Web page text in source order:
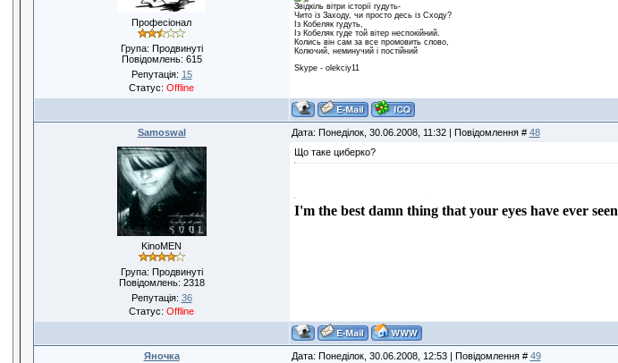
Професіонал
Група: Продвинуті
Повідомлень: 615
Репутація: 15
Статус: Offline
Звiдкiль вiтри iсторiї гудуть-
Чито iз Заходу, чи просто десь iз Сходу?
Iз Кобеляк гудуть,
Iз Кобеляк гуде той вiтер неспокiйний.
Колись вiн сам за все промовить слово,
Колючий, неминучий i постiйний
Skype - olekciy11
Samoswal Дата: Понеділок, 30.06.2008, 11:32 | Повідомлення # 48
KinoMEN
Група: Продвинуті
Повідомлень: 2318
Репутація: 36
Статус: Offline
Що таке циберко?
I'm the best damn thing that your eyes have ever seen
Яночка Дата: Понеділок, 30.06.2008, 12:53 | Повідомлення # 49